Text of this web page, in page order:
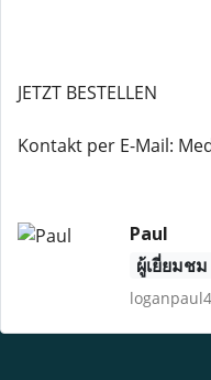
JETZT BESTELLEN
Kontakt per E-Mail:
Paul
ผู้เยี่ยมชม